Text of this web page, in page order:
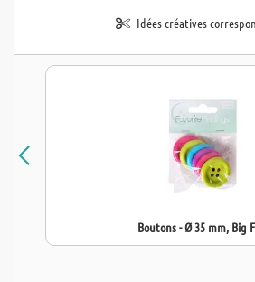
Idées créatives
Boutons - Ø 35 mm, Big